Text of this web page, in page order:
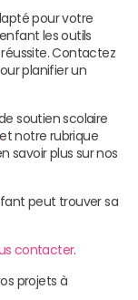
pour votre
les outils
Contactez
planifier un
soutien scolaire
et notre rubrique
savoir plus sur nos
peut trouver sa
contacter.
projets à